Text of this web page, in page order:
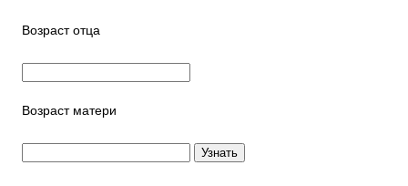
Возраст отца
Возраст матери